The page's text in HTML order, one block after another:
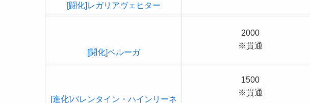
[闘化]レガリアヴェヒター
[闘化]ベルーガ
2000
※貫通
[進化]バレンタイン・ハインリーネ
1500
※貫通